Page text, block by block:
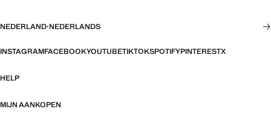
NEDERLAND·NEDERLANDS
INSTAGRAMFACEBOOKYOUTUBETIKTOKSPOTIFYPINTERESTX
HELP
MIJN AANKOPEN